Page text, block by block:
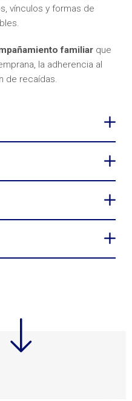
vínculos y formas de
familiar que
la adherencia al
de recaídas.